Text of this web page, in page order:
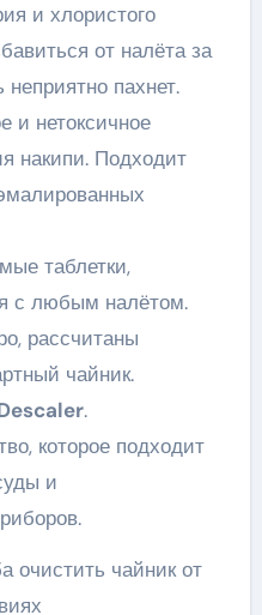
и хлористого
от налёта за
пахнет.
и нетоксичное
накипи. Подходит
таблетки,
с любым налётом.
рассчитаны
чайник.
.
которое подходит
и